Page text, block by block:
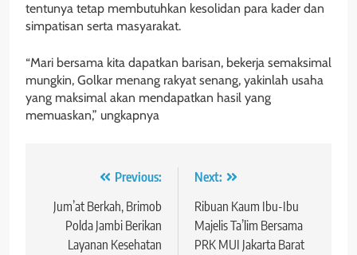
tentunya tetap membutuhkan kesolidan para kader dan
simpatisan serta masyarakat.
“Mari bersama kita dapatkan barisan, bekerja semaksimal
mungkin, Golkar menang rakyat senang, yakinlah usaha
yang maksimal akan mendapatkan hasil yang
memuaskan,” ungkapnya
Navigasi
pos
Previous:
Jum’at Berkah, Brimob
Polda Jambi Berikan
Layanan Kesehatan
Next:
Ribuan Kaum Ibu-Ibu
Majelis Ta’lim Bersama
PRK MUI Jakarta Barat